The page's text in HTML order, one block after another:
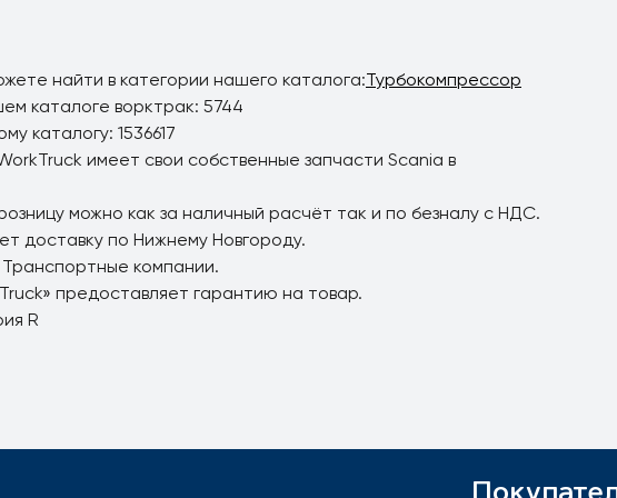
найти в категории нашего каталога:Турбокомпрессор
каталоге ворктрак: 5744
каталогу: 1536617
имеет свои собственные запчасти Scania в
можно как за наличный расчёт так и по безналу с НДС.
доставку по Нижнему Новгороду.
компании.
предоставляет гарантию на товар.
R